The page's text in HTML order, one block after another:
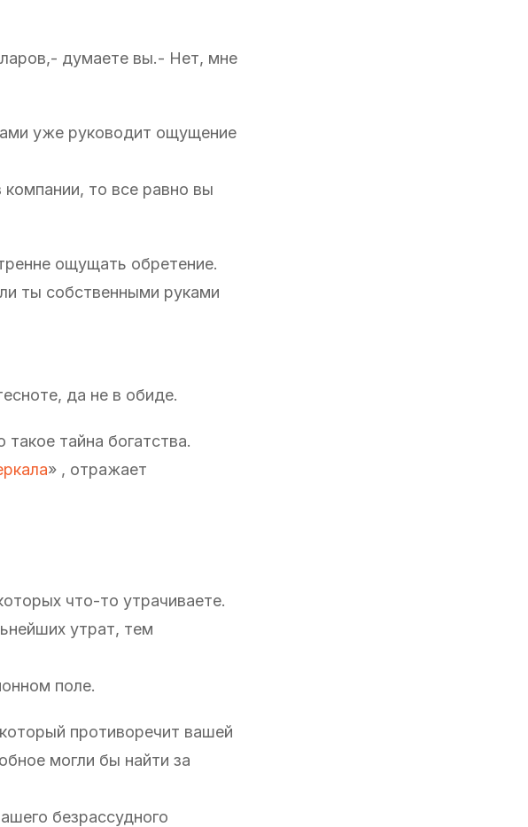
думаете вы.- Нет, мне
уже руководит ощущение
то все равно вы
ощущать обретение.
ты собственными руками
да не в обиде.
тайна богатства.
» , отражает
что-то утрачиваете.
утрат, тем
поле.
противоречит вашей
могли бы найти за
безрассудного